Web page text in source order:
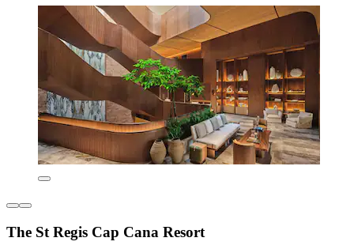
The St Regis Cap Cana Resort